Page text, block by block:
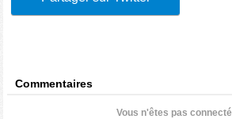
Commentaires
Vous n'êtes pas connecté